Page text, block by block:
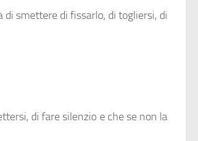
di smettere di fissarlo, di togliersi, di
di fare silenzio e che se non la